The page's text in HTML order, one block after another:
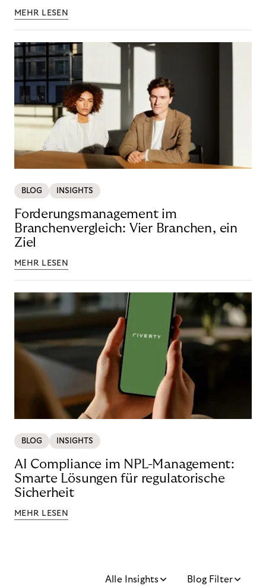
MEHR LESEN
BLOG INSIGHTS
Forderungsmanagement im
Branchenvergleich: Vier Branchen, ein
Ziel
MEHR LESEN
BLOG INSIGHTS
AI Compliance im NPL-Management:
Smarte Lösungen für regulatorische
Sicherheit
MEHR LESEN
Alle Insights Blog Filter